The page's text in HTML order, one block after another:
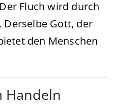
Fluch wird durch
Derselbe Gott, der
den Menschen
Handeln